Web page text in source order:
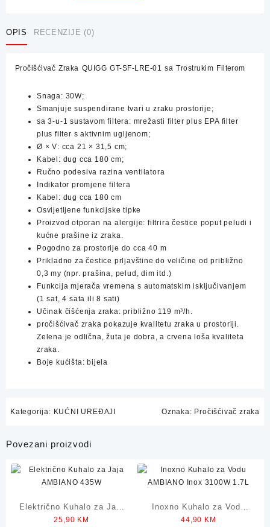
Trostrukim
količina
OPIS RECENZIJE (0)
Pročišćivač Zraka QUIGG GT-SF-LRE-01 sa Trostrukim Filterom
Snaga: 30W;
Smanjuje suspendirane tvari u zraku prostorije;
sa 3-u-1 sustavom filtera: mrežasti filter plus EPA filter
plus filter s aktivnim ugljenom;
Ø × V: cca 21 × 31,5 cm;
Kabel: dug cca 180 cm;
Ručno podesiva razina ventilatora
Indikator promjene filtera
Kabel: dug cca 180 cm
Osvijetljene funkcijske tipke
Proizvod otporan na alergije: filtrira čestice poput peludi i
kućne prašine iz zraka.
Pogodno za prostorije do cca 40 m
Prikladno za čestice prljavštine do veličine od približno
0,3 my (npr. prašina, pelud, dim itd.)
Funkcija mjerača vremena s automatskim isključivanjem
(1 sat, 4 sata ili 8 sati)
Učinak čišćenja zraka: približno 119 m³/h.
pročišćivač zraka pokazuje kvalitetu zraka u prostoriji.
Zelena je odlična, žuta je dobra, a crvena loša kvaliteta
zraka.
Boje kućišta: bijela
Kategorija: KUĆNI UREĐAJI Oznaka: Pročišćivač zraka
Povezani proizvodi
Električno Kuhalo za Jaja
AMBIANO 435W
25,90 KM
Inoxno Kuhalo za Vodu
AMBIANO Inox 3100W
44,90 KM